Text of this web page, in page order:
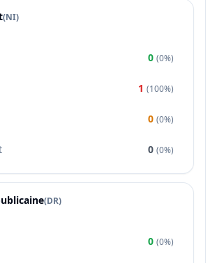
(NI)
0 (0%)
1 (100%)
0 (0%)
0 (0%)
(DR)
0 (0%)